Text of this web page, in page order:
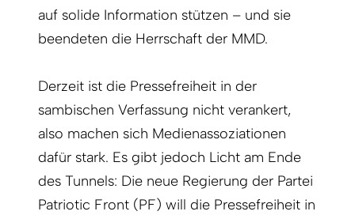
auf solide Information stützen – und sie
beendeten die Herrschaft der MMD.
Derzeit ist die Pressefreiheit in der
sambischen Verfassung nicht verankert,
also machen sich Medienassoziationen
dafür stark. Es gibt jedoch Licht am Ende
des Tunnels: Die neue Regierung der Partei
Patriotic Front (PF) will die Pressefreiheit in